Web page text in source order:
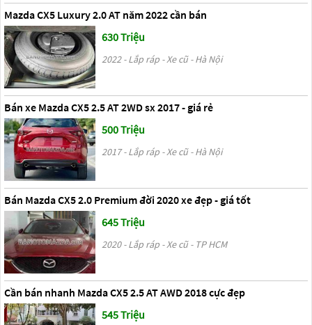
Mazda CX5 Luxury 2.0 AT năm 2022 cần bán
630 Triệu
2022 - Lắp ráp - Xe cũ - Hà Nội
Bán xe Mazda CX5 2.5 AT 2WD sx 2017 - giá rẻ
500 Triệu
2017 - Lắp ráp - Xe cũ - Hà Nội
Bán Mazda CX5 2.0 Premium đời 2020 xe đẹp - giá tốt
645 Triệu
2020 - Lắp ráp - Xe cũ - TP HCM
Cần bán nhanh Mazda CX5 2.5 AT AWD 2018 cực đẹp
545 Triệu